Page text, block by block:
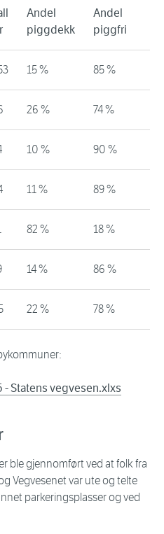
Andel
piggdekk
Andel
piggfri
15 % 85 %
26 % 74 %
10 % 90 %
11 % 89 %
82 % 18 %
14 % 86 %
22 % 78 %
Statens vegvesen.xlxs
ble gjennomført ved at folk fra
Vegvesenet var ute og telte
parkeringsplasser og ved